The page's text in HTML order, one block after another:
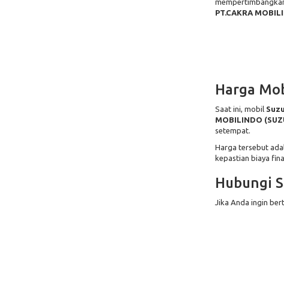
PT.CAKRA
Harga
Saat ini, mobil
MOBILINDO
setempat.
Harga tersebut
kepastian biaya
Hubungi
Jika Anda ingin